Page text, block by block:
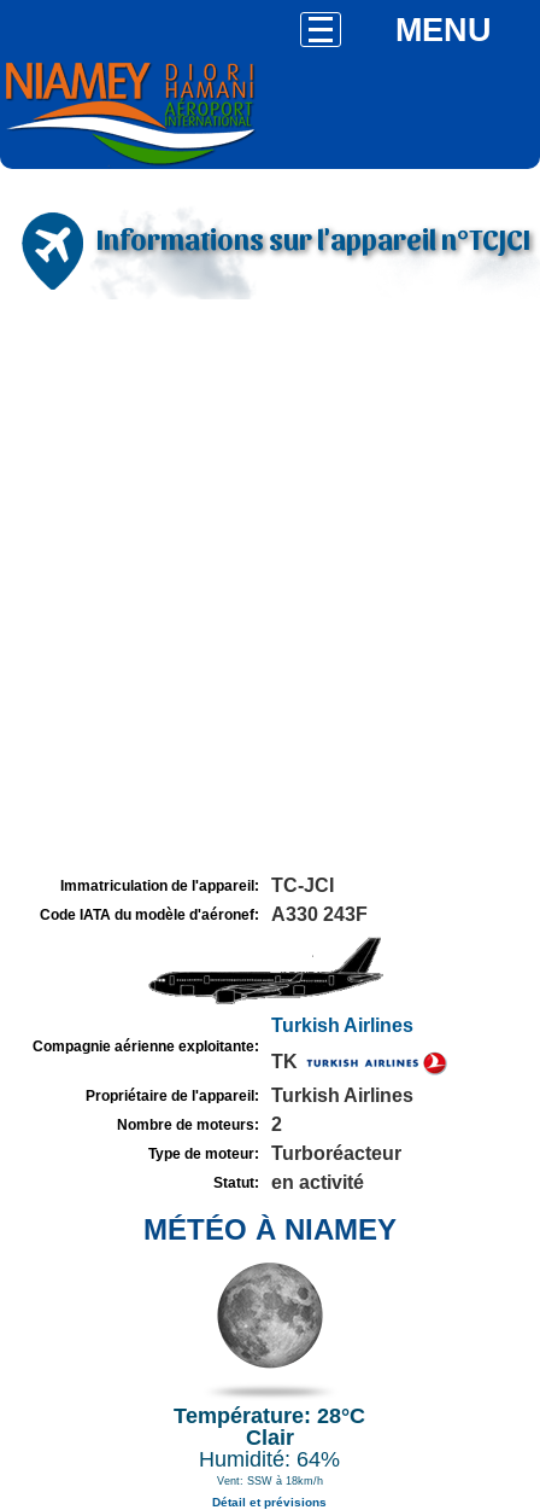
MENU
Informations sur l'appareil n°TCJCI
Immatriculation de l'appareil: TC-JCI
Code IATA du modèle d'aéronef: A330 243F
Compagnie aérienne exploitante:
Turkish Airlines
TK
Propriétaire de l'appareil: Turkish Airlines
Nombre de moteurs: 2
Type de moteur: Turboréacteur
Statut: en activité
MÉTÉO À NIAMEY
Température: 28°C
Clair
Humidité: 64%
Vent: SSW à 18km/h
Détail et prévisions